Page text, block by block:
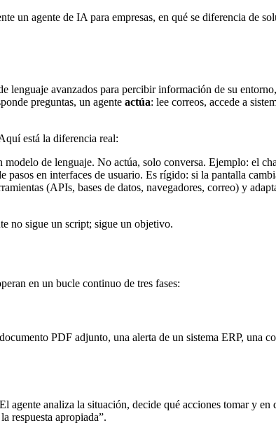
un agente de IA para empresas, en qué se diferencia de
lenguaje avanzados para percibir información de su
preguntas, un agente actúa: lee correos, accede a
está la diferencia real:
modelo de lenguaje. No actúa, solo conversa. Ejemplo: el
pasos en interfaces de usuario. Es rígido: si la pantalla
(APIs, bases de datos, navegadores, correo) y
no sigue un script; sigue un objetivo.
en un bucle continuo de tres fases:
PDF adjunto, una alerta de un sistema ERP, una
analiza la situación, decide qué acciones tomar y
respuesta apropiada”.